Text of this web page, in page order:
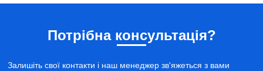
Потрібна консультація?
Залишіть свої контакти і наш менеджер зв'яжеться з вами